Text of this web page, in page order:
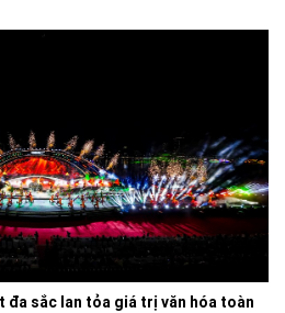
đa sắc lan tỏa giá trị văn hóa toàn